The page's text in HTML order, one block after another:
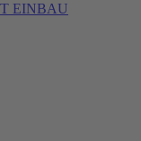
EINBAU